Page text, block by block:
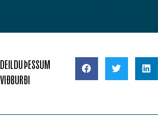
DEILDU ÞESSUM
VIÐBURÐI